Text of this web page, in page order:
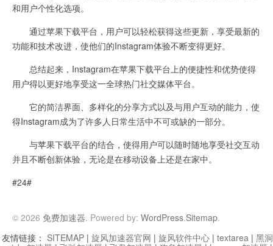
和用户个性化选项。
通过苹果下载平台，用户可以轻松获得这些更新，享受最新的
功能和技术改进，使他们的Instagram体验不断变得更好。
总结起来，Instagram在苹果下载平台上的便捷性和优势使得
用户得以更好地享受这一全球热门社交媒体平台。
它的简洁界面、多样化的分享方式以及与用户互动的能力，使
得Instagram成为了许多人日常生活中不可或缺的一部分。
与苹果下载平台的结合，使得用户可以随时随地享受社交互动
并且不断创新体验，无论是在移动设备上还是在家中。
#24#
© 2026 免费加速器. Powered by: WordPress.Sitemap.
友情链接： SITEMAP | 旋风加速器官网 | 旋风软件中心 | textarea | 黑